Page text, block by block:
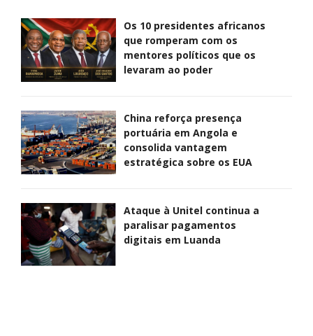
Os 10 presidentes africanos
que romperam com os
mentores políticos que os
levaram ao poder
China reforça presença
portuária em Angola e
consolida vantagem
estratégica sobre os EUA
Ataque à Unitel continua a
paralisar pagamentos
digitais em Luanda